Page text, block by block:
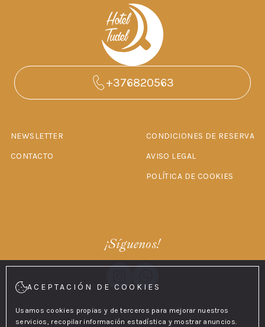
+376820563
NEWSLETTER
CONTACTO
CONDICIONES DE RESERVA
AVISO LEGAL
POLÍTICA DE COOKIES
¡Síguenos!
ACEPTACIÓN DE COOKIES
Usamos cookies propias y de terceros para mejorar nuestros
servicios, recopilar información estadística y mostrar anuncios.